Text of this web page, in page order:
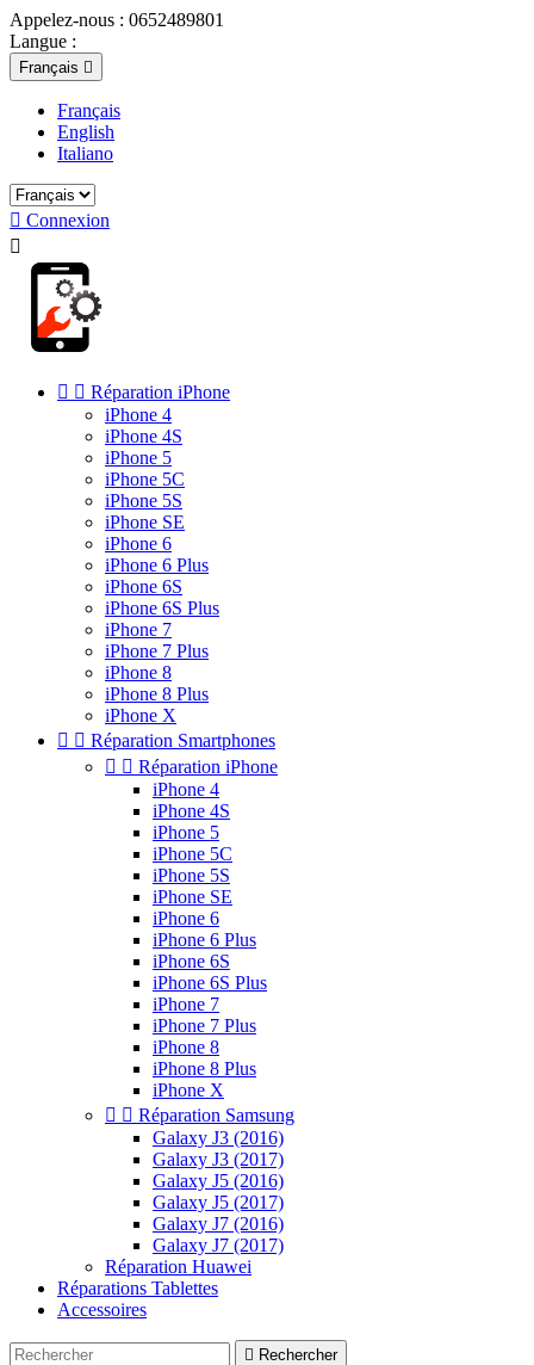
Appelez-nous : 0652489801
Langue :
Français 
Français
English
Italiano
 Connexion

  Réparation iPhone
iPhone 4
iPhone 4S
iPhone 5
iPhone 5C
iPhone 5S
iPhone SE
iPhone 6
iPhone 6 Plus
iPhone 6S
iPhone 6S Plus
iPhone 7
iPhone 7 Plus
iPhone 8
iPhone 8 Plus
iPhone X
  Réparation Smartphones
  Réparation iPhone
iPhone 4
iPhone 4S
iPhone 5
iPhone 5C
iPhone 5S
iPhone SE
iPhone 6
iPhone 6 Plus
iPhone 6S
iPhone 6S Plus
iPhone 7
iPhone 7 Plus
iPhone 8
iPhone 8 Plus
iPhone X
  Réparation Samsung
Galaxy J3 (2016)
Galaxy J3 (2017)
Galaxy J5 (2016)
Galaxy J5 (2017)
Galaxy J7 (2016)
Galaxy J7 (2017)
Réparation Huawei
Réparations Tablettes
Accessoires
 Rechercher